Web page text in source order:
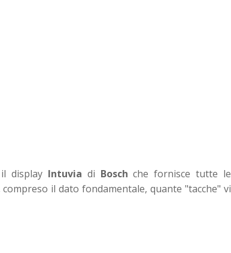
display Intuvia di Boschche fornisce tutte le
il dato fondamentale, quante "tacche" vi